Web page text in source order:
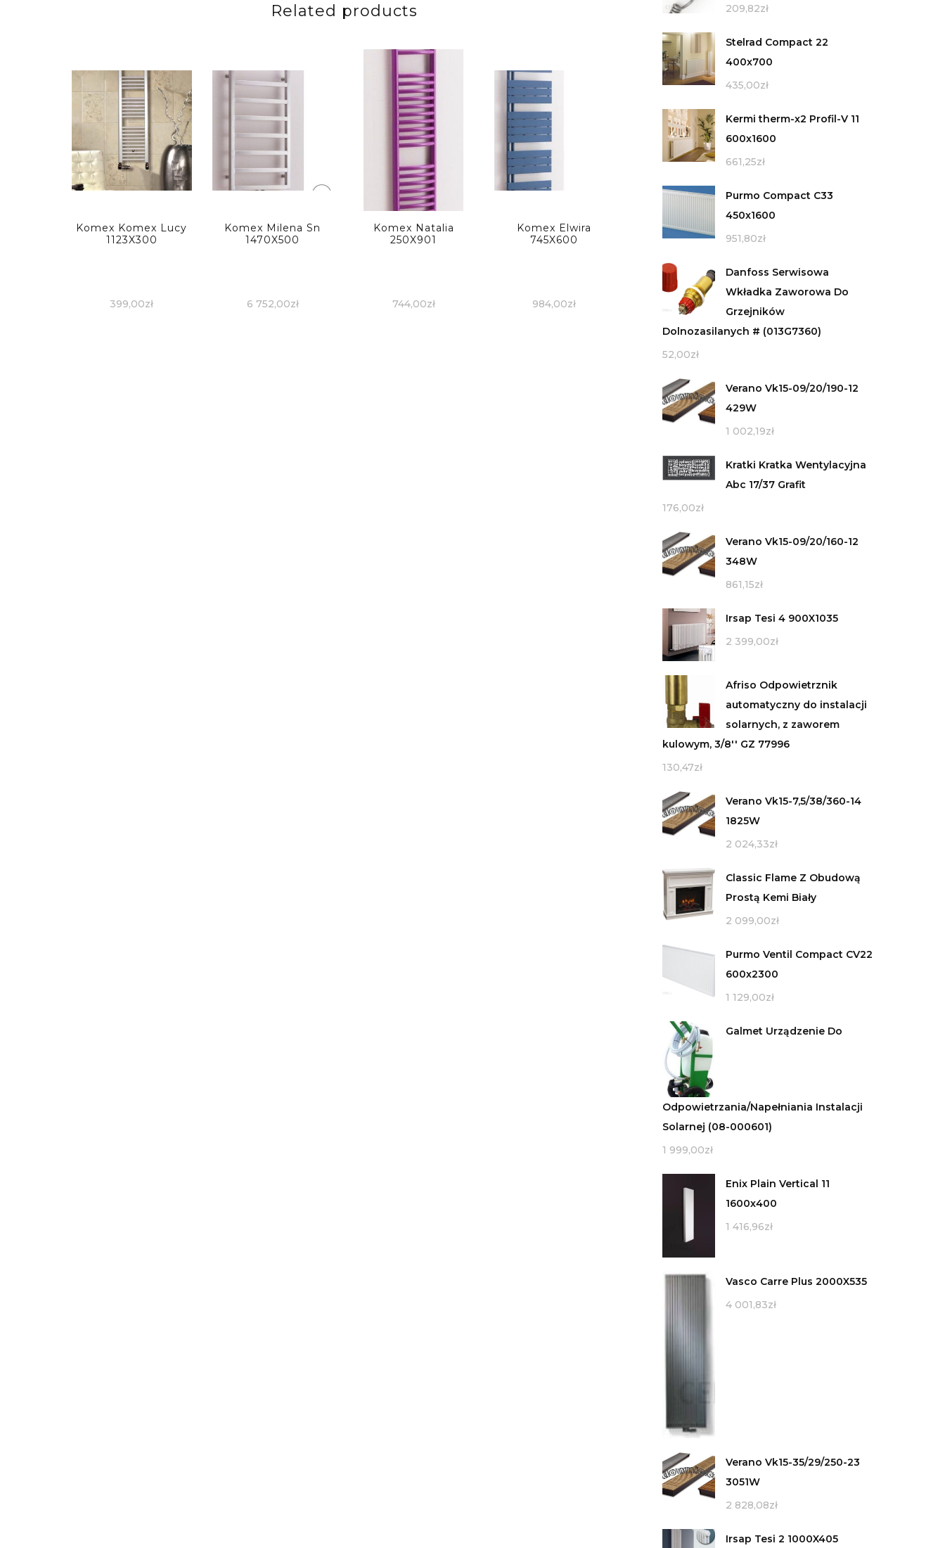
Related products
Komex Komex Lucy
1123X300
399,00zł
Komex Milena Sn
1470X500
6 752,00zł
Komex Natalia
250X901
744,00zł
Komex Elwira
745X600
984,00zł
209,82zł
Stelrad Compact 22
400x700
435,00zł
Kermi therm-x2 Profil-V 11
600x1600
661,25zł
Purmo Compact C33
450x1600
951,80zł
Danfoss Serwisowa
Wkładka Zaworowa Do
Grzejników
Dolnozasilanych # (013G7360)
52,00zł
Verano Vk15-09/20/190-12
429W
1 002,19zł
Kratki Kratka Wentylacyjna
Abc 17/37 Grafit
176,00zł
Verano Vk15-09/20/160-12
348W
861,15zł
Irsap Tesi 4 900X1035
2 399,00zł
Afriso Odpowietrznik
automatyczny do instalacji
solarnych, z zaworem
kulowym, 3/8'' GZ 77996
130,47zł
Verano Vk15-7,5/38/360-14
1825W
2 024,33zł
Classic Flame Z Obudową
Prostą Kemi Biały
2 099,00zł
Purmo Ventil Compact CV22
600x2300
1 129,00zł
Galmet Urządzenie Do
Odpowietrzania/Napełniania Instalacji
Solarnej (08-000601)
1 999,00zł
Enix Plain Vertical 11
1600x400
1 416,96zł
Vasco Carre Plus 2000X535
4 001,83zł
Verano Vk15-35/29/250-23
3051W
2 828,08zł
Irsap Tesi 2 1000X405